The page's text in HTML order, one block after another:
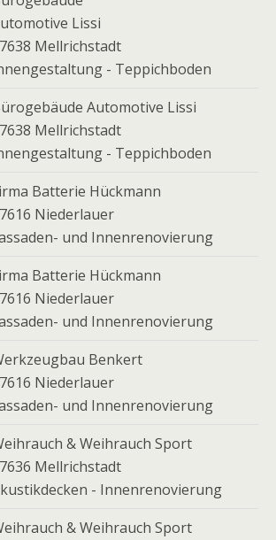
Lissi
Mellrichstadt
- Teppichboden
Automotive Lissi
Mellrichstadt
- Teppichboden
Batterie Hückmann
Niederlauer
und Innenrenovierung
Batterie Hückmann
Niederlauer
und Innenrenovierung
Benkert
Niederlauer
und Innenrenovierung
& Weihrauch Sport
Mellrichstadt
- Innenrenovierung
& Weihrauch Sport